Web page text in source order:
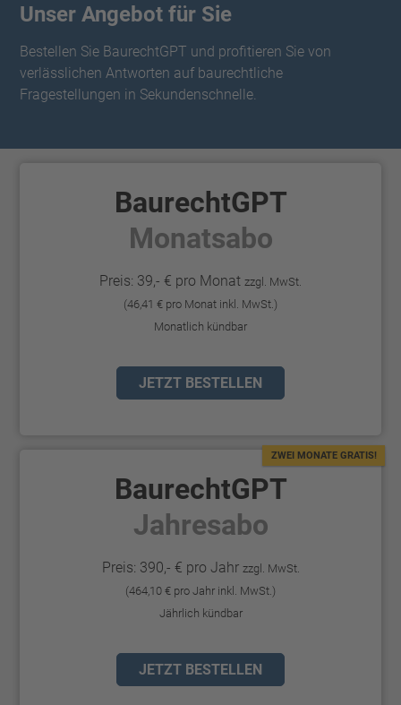
Unser Angebot für Sie
Bestellen Sie BaurechtGPT und profitieren Sie von
verlässlichen Antworten auf baurechtliche
Fragestellungen in Sekundenschnelle.
BaurechtGPT
Monatsabo
Preis: 39,- € pro Monat zzgl. MwSt.
(46,41 € pro Monat inkl. MwSt.)
Monatlich kündbar
JETZT BESTELLEN
BaurechtGPT
Jahresabo
ZWEI MONATE GRATIS!
Preis: 390,- € pro Jahr zzgl. MwSt.
(464,10 € pro Jahr inkl. MwSt.)
Jährlich kündbar
JETZT BESTELLEN